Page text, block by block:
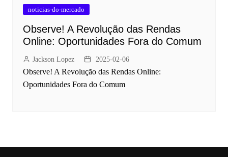
noticias-do-mercado
Observe! A Revolução das Rendas
Online: Oportunidades Fora do Comum
Jackson Lopez 2025-02-06
Observe! A Revolução das Rendas Online:
Oportunidades Fora do Comum